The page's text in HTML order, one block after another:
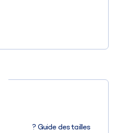
?Guide des tailles